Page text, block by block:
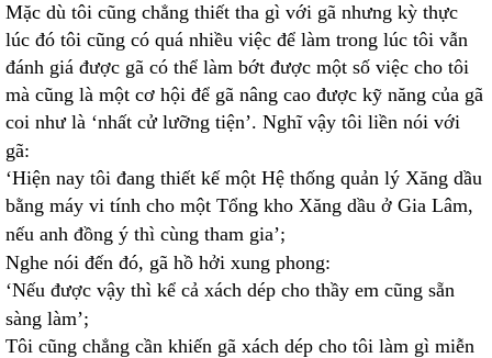
Mặc dù tôi cũng chẳng thiết tha gì với gã nhưng kỳ thực
lúc đó tôi cũng có quá nhiều việc để làm trong lúc tôi vẫn
đánh giá được gã có thể làm bớt được một số việc cho tôi
mà cũng là một cơ hội để gã nâng cao được kỹ năng của gã
coi như là ‘nhất cử lưỡng tiện’. Nghĩ vậy tôi liền nói với
gã:
‘Hiện nay tôi đang thiết kế một Hệ thống quản lý Xăng dầu
bằng máy vi tính cho một Tổng kho Xăng dầu ở Gia Lâm,
nếu anh đồng ý thì cùng tham gia’;
Nghe nói đến đó, gã hồ hởi xung phong:
‘Nếu được vậy thì kể cả xách dép cho thầy em cũng sẵn
sàng làm’;
Tôi cũng chẳng cần khiến gã xách dép cho tôi làm gì miễn